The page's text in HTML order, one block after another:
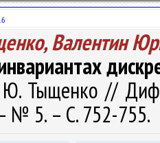
Валентин
Тыщенко //
№ 5. – С. 752-755.